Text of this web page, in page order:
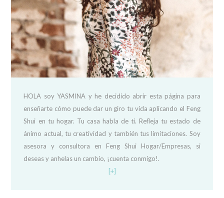
HOLA soy YASMINA y he decidido abrir esta página para
enseñarte cómo puede dar un giro tu vida aplicando el Feng
Shui en tu hogar. Tu casa habla de ti. Refleja tu estado de
ánimo actual, tu creatividad y también tus limitaciones. Soy
asesora y consultora en Feng Shui Hogar/Empresas, si
deseas y anhelas un cambio, ¡cuenta conmigo!.
[+]